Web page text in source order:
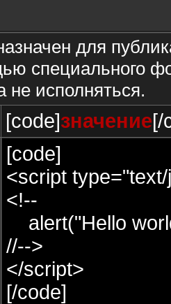
для
специального
не исполняться.
[code]значение[/
[code]
<script
<!--
alert("Hello
//-->
</script>
[/code]